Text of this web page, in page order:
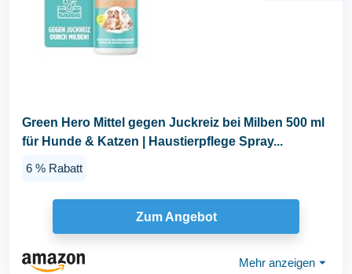
Green Hero Mittel gegen Juckreiz bei Milben 500 ml
für Hunde & Katzen | Haustierpflege Spray...
6 % Rabatt
Zum Angebot
Mehr anzeigen ⏷